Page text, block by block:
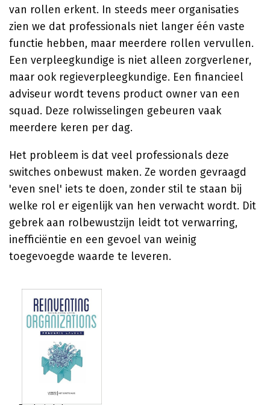
van rollen erkent. In steeds meer organisaties
zien we dat professionals niet langer één vaste
functie hebben, maar meerdere rollen vervullen.
Een verpleegkundige is niet alleen zorgverlener,
maar ook regieverpleegkundige. Een financieel
adviseur wordt tevens product owner van een
squad. Deze rolwisselingen gebeuren vaak
meerdere keren per dag.
Het probleem is dat veel professionals deze
switches onbewust maken. Ze worden gevraagd
'even snel' iets te doen, zonder stil te staan bij
welke rol er eigenlijk van hen verwacht wordt. Dit
gebrek aan rolbewustzijn leidt tot verwarring,
inefficiëntie en een gevoel van weinig
toegevoegde waarde te leveren.